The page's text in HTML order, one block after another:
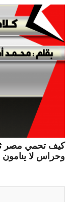
كيف تحمي مصر
وحراس لا ينامون